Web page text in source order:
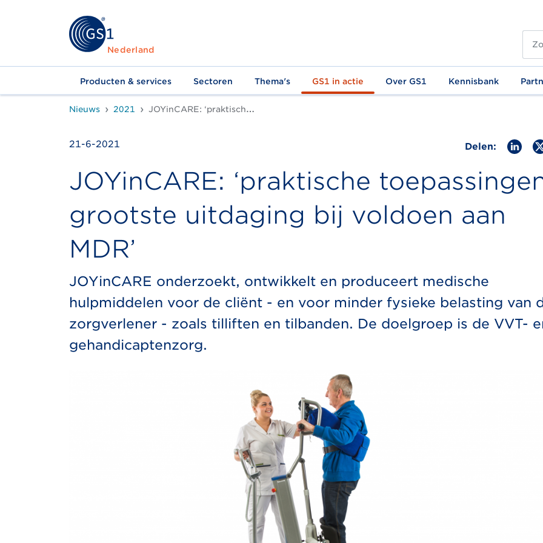
Nederland
Producten & services Sectoren Thema's GS1 in actie Over GS1 Kennisbank
Nieuws 2021 JOYinCARE: ‘praktische toepassingen grootste uitdaging bij voldoen aan MDR’
21-6-2021 Delen:
JOYinCARE: ‘praktische
grootste uitdaging bij voldoen aan
MDR’
JOYinCARE onderzoekt, ontwikkelt en produceert medische
hulpmiddelen voor de cliënt - en voor minder fysieke belasting van
zorgverlener - zoals tilliften en tilbanden. De doelgroep is de VVT-
gehandicaptenzorg.